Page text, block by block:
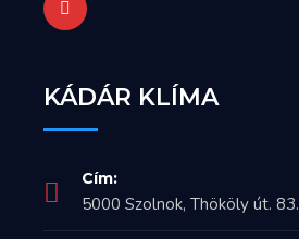
KÁDÁR KLÍMA
Cím:
5000 Szolnok, Thököly út. 83.